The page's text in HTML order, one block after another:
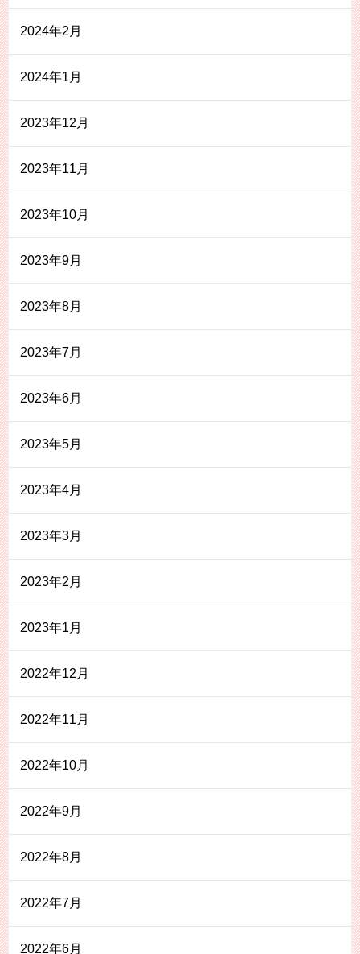
2024年2月
2024年1月
2023年12月
2023年11月
2023年10月
2023年9月
2023年8月
2023年7月
2023年6月
2023年5月
2023年4月
2023年3月
2023年2月
2023年1月
2022年12月
2022年11月
2022年10月
2022年9月
2022年8月
2022年7月
2022年6月